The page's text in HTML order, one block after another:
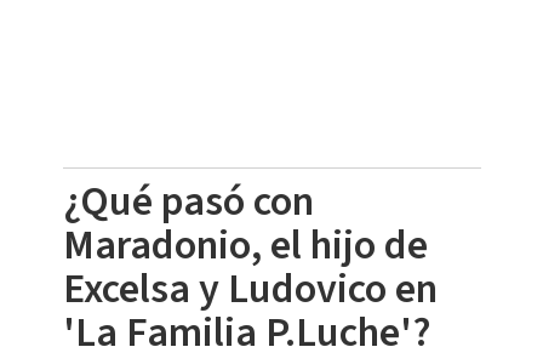
¿Qué pasó con
Maradonio, el hijo de
Excelsa y Ludovico en
'La Familia P.Luche'?